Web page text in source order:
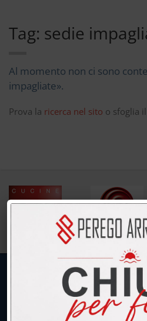
Tag: sedie
Al momento non ci sono
impagliate».
Prova la ricerca nel sito o sfoglia il